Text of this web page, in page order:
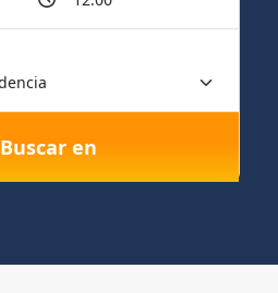
Buscar en